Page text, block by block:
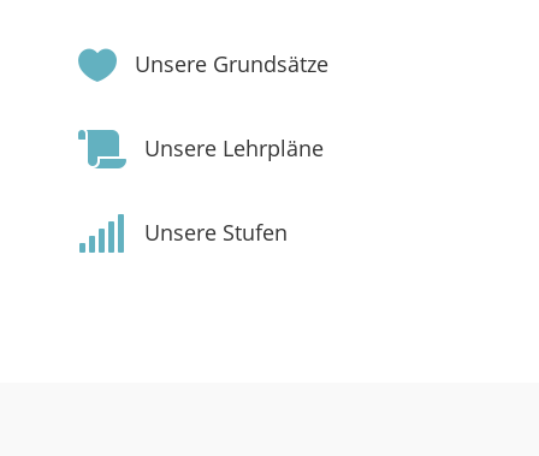
 Unsere Grundsätze
 Unsere Lehrpläne
 Unsere Stufen